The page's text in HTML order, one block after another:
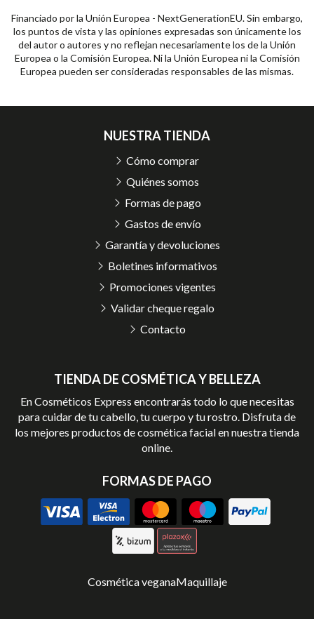
Financiado por la Unión Europea - NextGenerationEU. Sin embargo,
los puntos de vista y las opiniones expresadas son únicamente los
del autor o autores y no reflejan necesariamente los de la Unión
Europea o la Comisión Europea. Ni la Unión Europea ni la Comisión
Europea pueden ser consideradas responsables de las mismas.
TIENDA DE COSMÉTICA Y BELLEZA
En Cosméticos Express encontrarás todo lo que necesitas
para cuidar de tu cabello, tu cuerpo y tu rostro. Disfruta de
los mejores productos de cosmética facial en nuestra tienda
online.
FORMAS DE PAGO
NUESTRA TIENDA
Cómo comprar
Quiénes somos
Formas de pago
Gastos de envío
Garantía y devoluciones
Boletines informativos
Promociones vigentes
Validar cheque regalo
Contacto
Cosmética veganaMaquillaje